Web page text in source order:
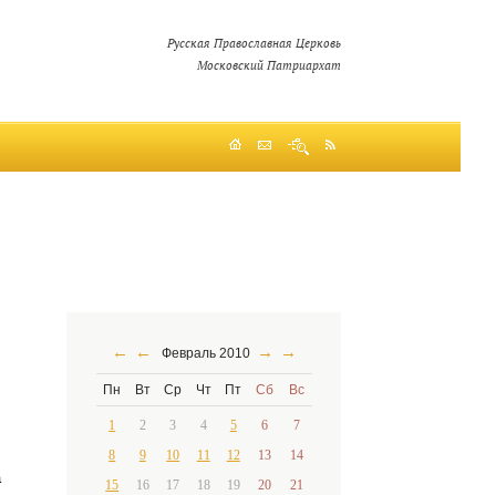
Русская Православная Церковь
Московский Патриархат
← ← Февраль 2010 → →
Пн Вт Ср Чт Пт Сб Вс
1 2 3 4 5 6
7
8
9 10 11 12 13
14
15
16 17 18 19 20
21